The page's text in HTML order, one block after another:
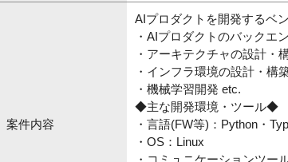
案件内容
AIプロダクトを開発するベ
・AIプロダクトのバックエ
・アーキテクチャの設計・
・インフラ環境の設計・構
・機械学習開発 etc.
◆主な開発環境・ツール◆
・言語(FW等)：Python・
・OS：Linux
・コミュニケーションツー